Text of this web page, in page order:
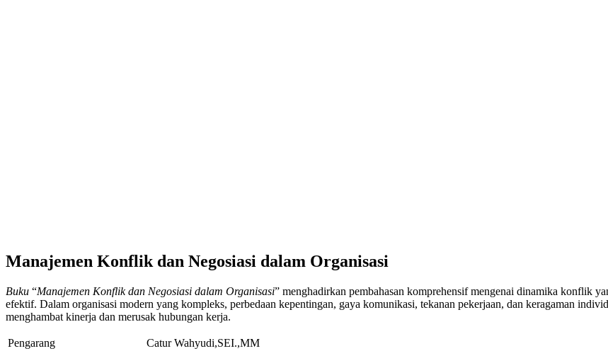
Manajemen Konflik dan Negosiasi dalam Organisasi
Buku “Manajemen Konflik dan Negosiasi dalam Organisasi” menghadirkan pembahasan komprehensif mengenai dinamika konflik
efektif. Dalam organisasi modern yang kompleks, perbedaan kepentingan, gaya komunikasi, tekanan pekerjaan, dan keragaman
menghambat kinerja dan merusak hubungan kerja.
Pengarang
Catur Wahyudi,SEI.,MM